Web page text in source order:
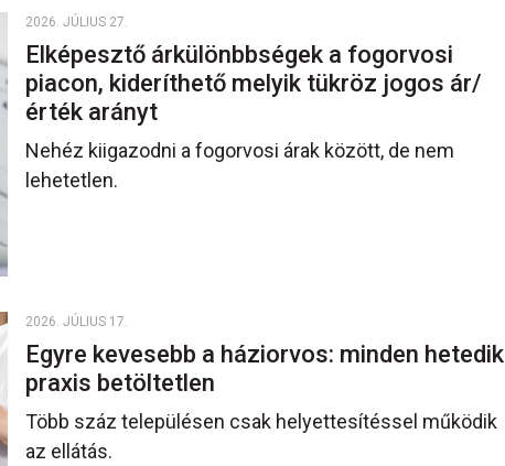
2026. JÚLIUS 27.
Elképesztő árkülönbbségek a fogorvosi
piacon, kideríthető melyik tükröz jogos ár/
érték arányt
Nehéz kiigazodni a fogorvosi árak között, de nem
lehetetlen.
2026. JÚLIUS 17.
Egyre kevesebb a háziorvos: minden hetedik
praxis betöltetlen
Több száz településen csak helyettesítéssel működik
az ellátás.